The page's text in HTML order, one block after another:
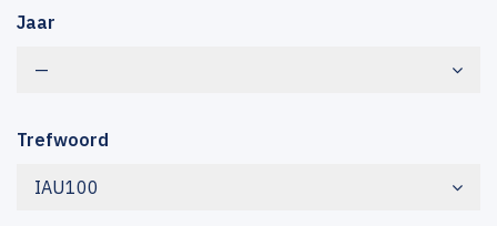
Jaar
—
Trefwoord
IAU100